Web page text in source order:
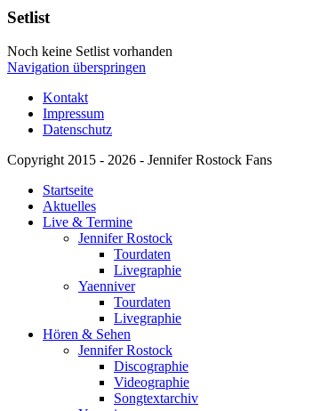
Setlist
Noch keine Setlist vorhanden
Navigation überspringen
Kontakt
Impressum
Datenschutz
Copyright 2015 - 2026 - Jennifer Rostock Fans
Startseite
Aktuelles
Live & Termine
Jennifer Rostock
Tourdaten
Livegraphie
Yaenniver
Tourdaten
Livegraphie
Hören & Sehen
Jennifer Rostock
Discographie
Videographie
Songtextarchiv